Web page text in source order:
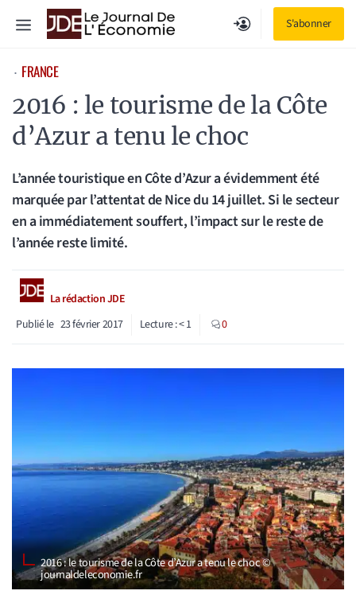
S'abonner
Menu
⋅ FRANCE
2016 : le tourisme de la Côte
d’Azur a tenu le choc
L’année touristique en Côte d’Azur a évidemment été
marquée par l’attentat de Nice du 14 juillet. Si le secteur
en a immédiatement souffert, l’impact sur le reste de
l’année reste limité.
La rédaction JDE
Publié le 23 février 2017 Lecture :< 1 0
2016 : le tourisme de la Côte d’Azur a tenu le choc ©
journaldeleconomie.fr